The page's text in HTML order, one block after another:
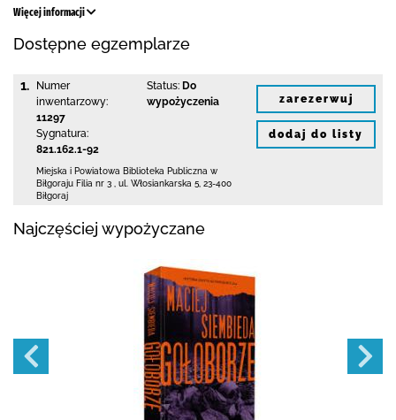
Więcej informacji
Dostępne egzemplarze
1.
Numer
inwentarzowy:
11297
Sygnatura:
821.162.1-92
Status: Do
wypożyczenia
Miejska i Powiatowa Biblioteka Publiczna w
Biłgoraju Filia nr 3
ul. Włosiankarska 5 23-400
Biłgoraj
zarezerwuj
dodaj do listy
Najczęściej wypożyczane